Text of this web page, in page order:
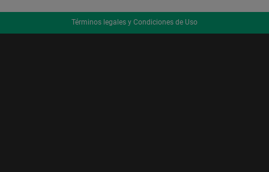
Términos legales y Condiciones de Uso